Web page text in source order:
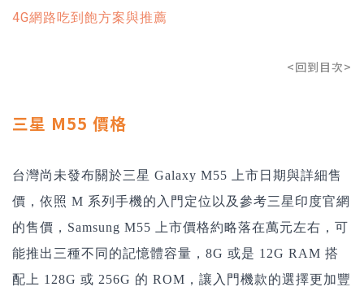
4G網路吃到飽方案與推薦
<回到目次>
三星 M55 價格
台灣尚未發布關於三星 Galaxy M55 上市日期與詳細售
價，依照 M 系列手機的入門定位以及參考三星印度官網
的售價，Samsung M55 上市價格約略落在萬元左右，可
能推出三種不同的記憶體容量，8G 或是 12G RAM 搭
配上 128G 或 256G 的 ROM，讓入門機款的選擇更加豐